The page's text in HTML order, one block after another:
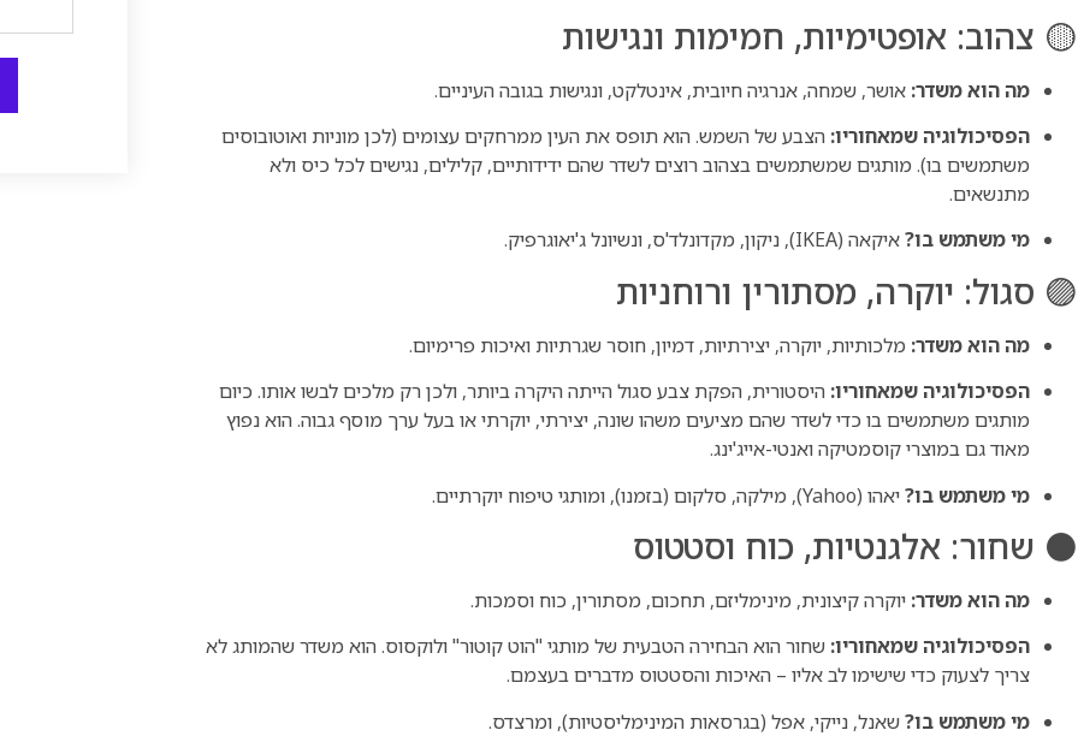
🟡 צהוב: אופטימיות, חמימות ונגישות
מה הוא משדר: אושר, שמחה, אנרגיה חיובית, אינטלקט, ונגישות בגובה העיניים.
הפסיכולוגיה שמאחוריו: הצבע של השמש. הוא תופס את העין ממרחקים עצומים (לכן מוניות ואוטובוסים
משתמשים בו). מותגים שמשתמשים בצהוב רוצים לשדר שהם ידידותיים, קלילים, נגישים לכל כיס ולא
מתנשאים.
מי משתמש בו?איקאה (IKEA), ניקון, מקדונלד'ס, ונשיונל ג'יאוגרפיק.
🟣 סגול: יוקרה, מסתורין ורוחניות
מה הוא משדר: מלכותיות, יוקרה, יצירתיות, דמיון, חוסר שגרתיות ואיכות פרימיום.
הפסיכולוגיה שמאחוריו: היסטורית, הפקת צבע סגול הייתה היקרה ביותר, ולכן רק מלכים לבשו אותו. כיום
מותגים משתמשים בו כדי לשדר שהם מציעים משהו שונה, יצירתי, יוקרתי או בעל ערך מוסף גבוה. הוא נפוץ
מאוד גם במוצרי קוסמטיקה ואנטי-אייג'ינג.
מי משתמש בו?יאהו (Yahoo), מילקה, סלקום (בזמנו), ומותגי טיפוח יוקרתיים.
⚫ שחור: אלגנטיות, כוח וסטטוס
מה הוא משדר: יוקרה קיצונית, מינימליזם, תחכום, מסתורין, כוח וסמכות.
הפסיכולוגיה שמאחוריו: שחור הוא הבחירה הטבעית של מותגי "הוט קוטור" ולוקסוס. הוא משדר שהמותג לא
צריך לצעוק כדי שישימו לב אליו – האיכות והסטטוס מדברים בעצמם.
מי משתמש בו?שאנל, נייקי, אפל (בגרסאות המינימליסטיות), ומרצדס.